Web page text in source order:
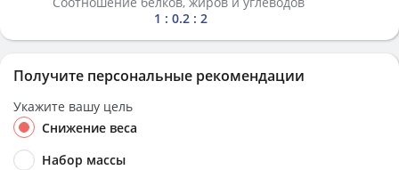
1 : 0.2 : 2
Получите персональные рекомендации
Укажите вашу цель
Снижение веса
Набор массы